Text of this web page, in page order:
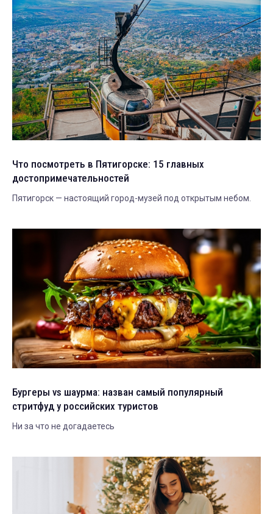
Что посмотреть в Пятигорске: 15 главных
достопримечательностей
Пятигорск — настоящий город-музей под открытым небом.
Бургеры vs шаурма: назван самый популярный
стритфуд у российских туристов
Ни за что не догадаетесь